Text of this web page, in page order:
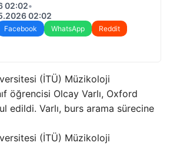
02:02•
02:02
Facebook WhatsApp
Reddit
(İTÜ) Müzikoloji
öğrencisi Olcay Varlı, Oxford
edildi. Varlı, burs arama sürecine
(İTÜ) Müzikoloji